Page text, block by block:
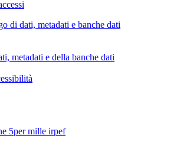
di dati, metadati e banche dati
metadati e della banche dati
5per mille irpef